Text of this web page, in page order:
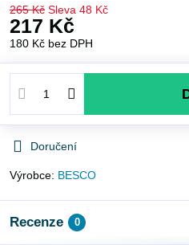
265 Kč Sleva 48 Kč
217 Kč
180 Kč bez DPH
Doručení
Výrobce: BESCO
Recenze 0